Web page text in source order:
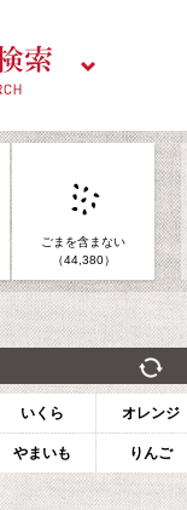
ごまを含まない
（44,380）
いくら オレンジ
やまいも りんご